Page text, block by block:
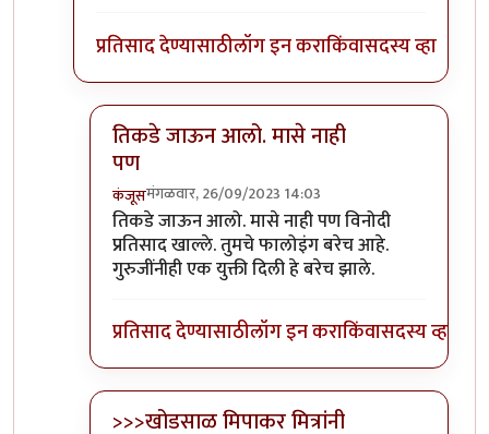
प्रतिसाद देण्यासाठीलॉग इन कराकिंवासदस्य व्हा
तिकडे जाऊन आलो. मासे नाही
पण
कंजूसमंगळवार, 26/09/2023 14:03
In reply toआवरा रे यांना.byप्रा.डॉ.दिलीप बिरुटे
तिकडे जाऊन आलो. मासे नाही पण विनोदी
प्रतिसाद खाल्ले. तुमचे फालोइंग बरेच आहे.
गुरुजींनीही एक युक्ती दिली हे बरेच झाले.
प्रतिसाद देण्यासाठीलॉग इन कराकिंवासदस्य व्हा
>>>खोडसाळ मिपाकर मित्रांनी